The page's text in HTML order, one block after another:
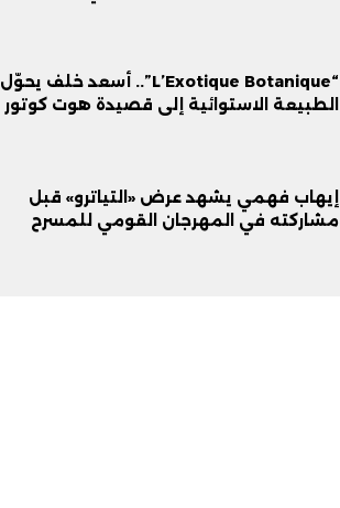
“L’Exotique Botanique”.. أسعد خلف يحوّل
الطبيعة الاستوائية إلى قصيدة هوت كوتور
إيهاب فهمي يشهد عرض «التياترو» قبل
مشاركته في المهرجان القومي للمسرح